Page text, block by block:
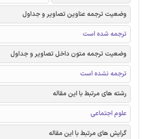
وضعیت ترجمه عناوین تصاویر و جداول
ترجمه شده است
وضعیت ترجمه متون داخل تصاویر و جداول
ترجمه نشده است
رشته های مرتبط با این مقاله
علوم اجتماعی
گرایش های مرتبط با این مقاله